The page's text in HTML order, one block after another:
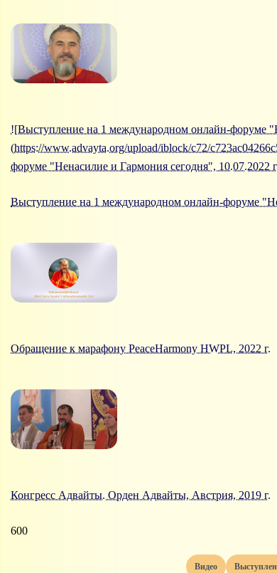
![Выступление на 1 международном онлайн-форуме
(https://www.advayta.org/upload/iblock/c72/
форуме "Ненасилие и Гармония сегодня", 10.07.2022
Выступление на 1 международном онлайн-форуме
Обращение к марафону PeaceHarmony HWPL, 2022 г.
Конгресс Адвайты. Орден Адвайты, Австрия, 2019 г.
600
Видео